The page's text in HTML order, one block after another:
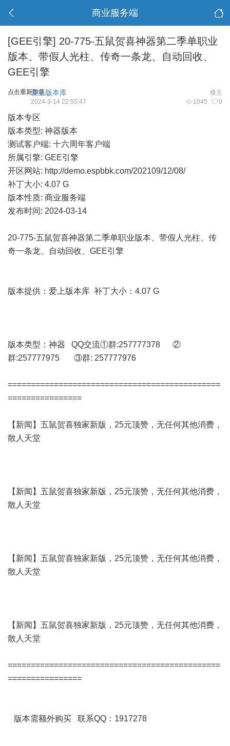
商业服务端
[GEE引擎] 20-775-五鼠贺喜神器第二季单职业
版本、带假人光柱、传奇一条龙、自动回收、
GEE引擎
点击重新加载 楼主
爱上版本库
1045 0
2024-3-14 22:55:47
版本专区
版本类型: 神器版本
测试客户端: 十六周年客户端
所属引擎: GEE引擎
开区网站: http://demo.espbbk.com/202109/12/08/
补丁大小: 4.07 G
版本性质: 商业服务端
发布时间: 2024-03-14
20-775-五鼠贺喜神器第二季单职业版本、带假人光柱、传
奇一条龙、自动回收、GEE引擎
版本提供：爱上版本库 补丁大小：4.07 G
版本类型：神器 QQ交流①群:257777378 ②
群:257777975 ③群: 257777976
==============================================
================
【新闻】五鼠贺喜独家新版，25元顶赞，无任何其他消费，
散人天堂
【新闻】五鼠贺喜独家新版，25元顶赞，无任何其他消费，
散人天堂
【新闻】五鼠贺喜独家新版，25元顶赞，无任何其他消费，
散人天堂
【新闻】五鼠贺喜独家新版，25元顶赞，无任何其他消费，
散人天堂
==============================================
================
版本需额外购买 联系QQ：1917278